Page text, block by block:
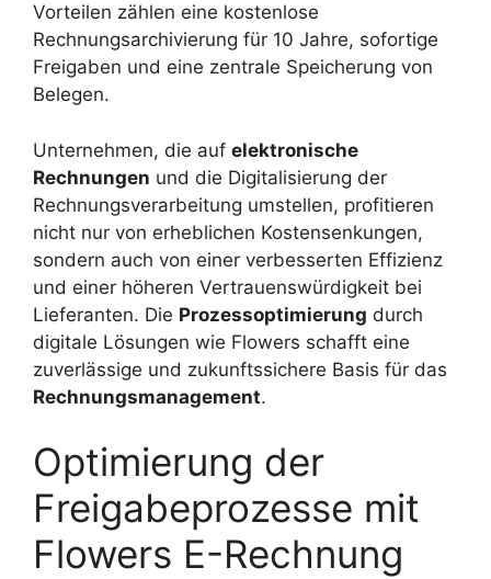
Vorteilen zählen eine kostenlose
Rechnungsarchivierung für 10 Jahre, sofortige
Freigaben und eine zentrale Speicherung von
Belegen.
Unternehmen, die auf elektronische
Rechnungen und die Digitalisierung der
Rechnungsverarbeitung umstellen, profitieren
nicht nur von erheblichen Kostensenkungen,
sondern auch von einer verbesserten Effizienz
und einer höheren Vertrauenswürdigkeit bei
Lieferanten. Die Prozessoptimierung durch
digitale Lösungen wie Flowers schafft eine
zuverlässige und zukunftssichere Basis für das
Rechnungsmanagement.
Optimierung der
Freigabeprozesse mit
Flowers E-Rechnung